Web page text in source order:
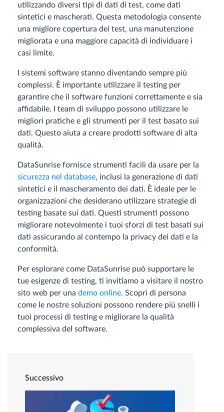
utilizzando diversi tipi di dati di test, come dati
sintetici e mascherati. Questa metodologia consente
una migliore copertura dei test, una manutenzione
migliorata e una maggiore capacità di individuare i
casi limite.
I sistemi software stanno diventando sempre più
complessi. È importante utilizzare il testing per
garantire che il software funzioni correttamente e sia
affidabile. I team di sviluppo possono utilizzare le
migliori pratiche e gli strumenti per il test basato sui
dati. Questo aiuta a creare prodotti software di alta
qualità.
DataSunrise fornisce strumenti facili da usare per la
sicurezza nel database, inclusi la generazione di dati
sintetici e il mascheramento dei dati. È ideale per le
organizzazioni che desiderano utilizzare strategie di
testing basate sui dati. Questi strumenti possono
migliorare notevolmente i tuoi sforzi di test basati sui
dati assicurando al contempo la privacy dei dati e la
conformità.
Per esplorare come DataSunrise può supportare le
tue esigenze di testing, ti invitiamo a visitare il nostro
sito web per una demo online. Scopri di persona
come le nostre soluzioni possono rendere più snelli i
tuoi processi di testing e migliorare la qualità
complessiva del software.
Successivo